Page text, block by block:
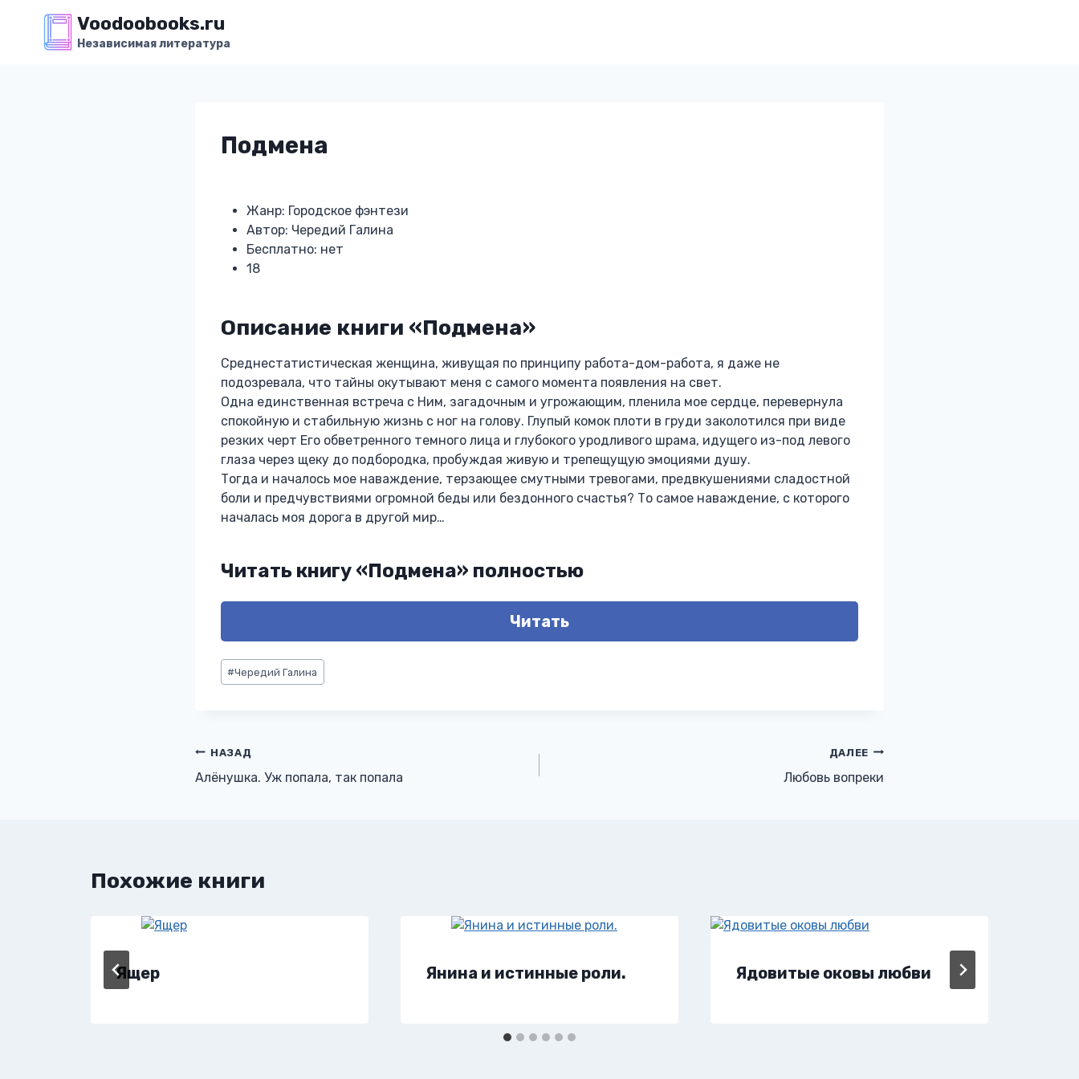
содержимому
Voodoobooks.ru
Независимая литература
Подмена
Жанр: Городское фэнтези
Автор: Чередий Галина
Бесплатно: нет
18
Описание книги «Подмена»
Среднестатистическая женщина, живущая по принципу работа-дом-работа, я даже не
подозревала, что тайны окутывают меня с самого момента появления на свет.
Одна единственная встреча с Ним, загадочным и угрожающим, пленила мое сердце, перевернула
спокойную и стабильную жизнь с ног на голову. Глупый комок плоти в груди заколотился при виде
резких черт Его обветренного темного лица и глубокого уродливого шрама, идущего из-под левого
глаза через щеку до подбородка, пробуждая живую и трепещущую эмоциями душу.
Тогда и началось мое наваждение, терзающее смутными тревогами, предвкушениями сладостной
боли и предчувствиями огромной беды или бездонного счастья? То самое наваждение, с которого
началась моя дорога в другой мир…
Читать книгу «Подмена» полностью
Читать
Метки
записи:
#Чередий Галина
Навигация
по
НАЗАД
Алёнушка. Уж попала, так попала
ДАЛЕЕ
Любовь вопреки
Похожие книги
Ящер Янина и истинные роли. Ядовитые оковы любви